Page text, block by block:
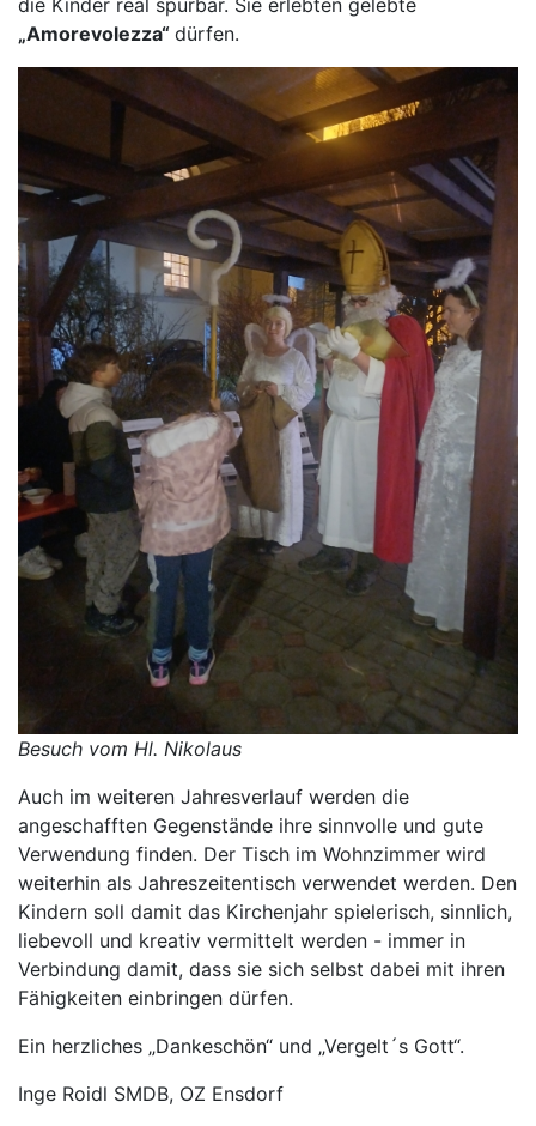
„Amorevolezza“ dürfen.
Besuch vom Hl. Nikolaus
Auch im weiteren Jahresverlauf werden die
angeschafften Gegenstände ihre sinnvolle und gute
Verwendung finden. Der Tisch im Wohnzimmer wird
weiterhin als Jahreszeitentisch verwendet werden. Den
Kindern soll damit das Kirchenjahr spielerisch, sinnlich,
liebevoll und kreativ vermittelt werden - immer in
Verbindung damit, dass sie sich selbst dabei mit ihren
Fähigkeiten einbringen dürfen.
Ein herzliches „Dankeschön“ und „Vergelt´s Gott“.
Inge Roidl SMDB, OZ Ensdorf